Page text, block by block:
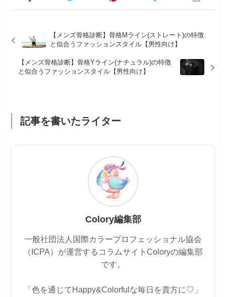
【メンズ骨格診断】骨格Mライン(ストレート)の特徴
と似合うファッションスタイル【男性向け】
【メンズ骨格診断】骨格Yライン(ナチュラル)の特徴
と似合うファッションスタイル【男性向け】
記事を書いたライター
Colory編集部
一般社団法人国際カラープロフェッショナル協会
（ICPA）が運営するコラムサイトColoryの編集部
です。
「色を通じてHappy&Colorfulな毎日を貴方に♡」